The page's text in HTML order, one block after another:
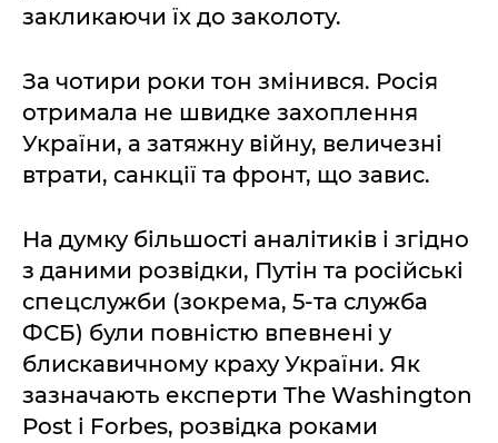
закликаючи їх до заколоту.
За чотири роки тон змінився. Росія
отримала не швидке захоплення
України, а затяжну війну, величезні
втрати, санкції та фронт, що завис.
На думку більшості аналітиків і згідно
з даними розвідки, Путін та російські
спецслужби (зокрема, 5-та служба
ФСБ) були повністю впевнені у
блискавичному краху України. Як
зазначають експерти The Washington
Post і Forbes, розвідка роками